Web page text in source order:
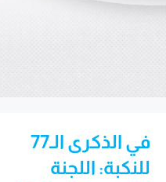
في الذكرى الـ77
للنكبة: اللجنة